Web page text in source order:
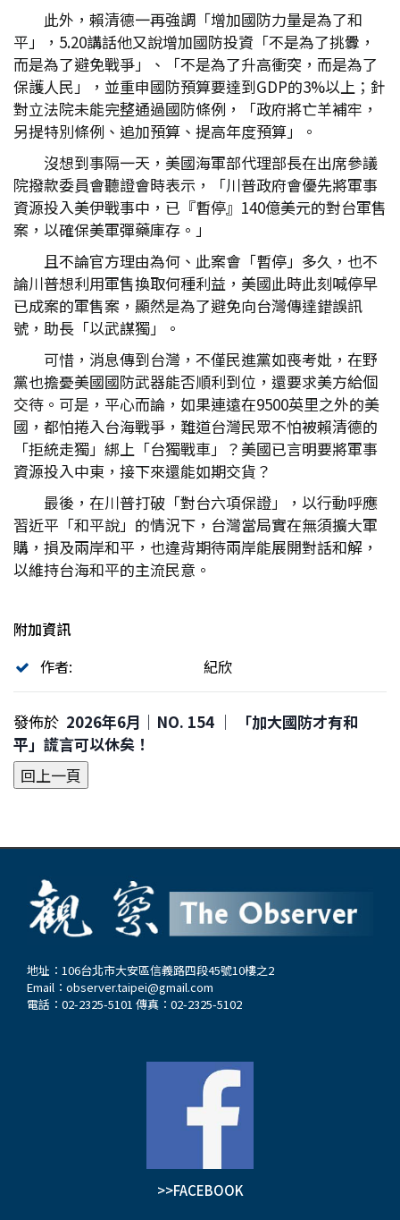
此外，賴清德一再強調「增加國防力量是為了和
平」，5.20講話他又說增加國防投資「不是為了挑釁，
而是為了避免戰爭」、「不是為了升高衝突，而是為了
保護人民」，並重申國防預算要達到GDP的3%以上；針
對立法院未能完整通過國防條例，「政府將亡羊補牢，
另提特別條例、追加預算、提高年度預算」。
沒想到事隔一天，美國海軍部代理部長在出席參議
院撥款委員會聽證會時表示，「川普政府會優先將軍事
資源投入美伊戰事中，已『暫停』140億美元的對台軍售
案，以確保美軍彈藥庫存。」
且不論官方理由為何、此案會「暫停」多久，也不
論川普想利用軍售換取何種利益，美國此時此刻喊停早
已成案的軍售案，顯然是為了避免向台灣傳達錯誤訊
號，助長「以武謀獨」。
可惜，消息傳到台灣，不僅民進黨如喪考妣，在野
黨也擔憂美國國防武器能否順利到位，還要求美方給個
交待。可是，平心而論，如果連遠在9500英里之外的美
國，都怕捲入台海戰爭，難道台灣民眾不怕被賴清德的
「拒統走獨」綁上「台獨戰車」？美國已言明要將軍事
資源投入中東，接下來還能如期交貨？
最後，在川普打破「對台六項保證」，以行動呼應
習近平「和平說」的情況下，台灣當局實在無須擴大軍
購，損及兩岸和平，也違背期待兩岸能展開對話和解，
以維持台海和平的主流民意。
附加資訊
作者:
紀欣
發佈於 2026年6月｜NO. 154 │ 「加大國防才有和
平」謊言可以休矣！
地址：106台北市大安區信義路四段45號10樓之2
Email： observer.taipei@gmail.com
電話：02-2325-5101 傳真：02-2325-5102
>>FACEBOOK